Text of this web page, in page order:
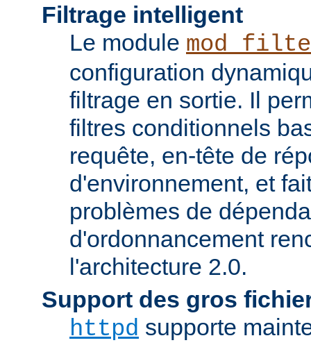
Filtrage intelligent
Le module
configuration
filtrage en sortie. Il
filtres conditionnels
requête, en-tête de
d'environnement, et
problèmes de
d'ordonnancement
l'architecture 2.0.
Support des gros
httpd supporte